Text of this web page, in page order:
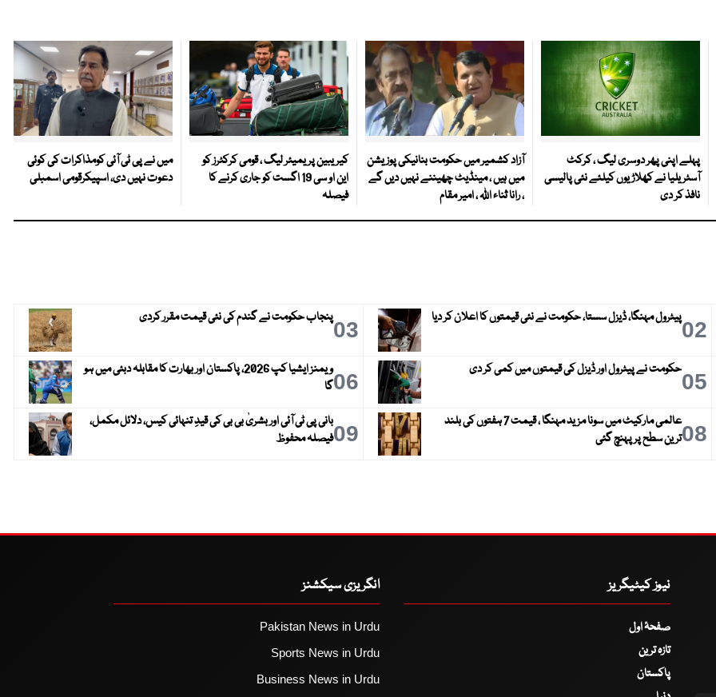
پہلے اپنی پھر دوسری لیگ ، کرکٹ
آسٹریلیا نے کھلاڑیوں کیلئے نئی پالیسی
نافذ کر دی
آزاد کشمیر میں حکومت بنانیکی پوزیشن
میں ہیں ، مینڈیٹ چھیننے نہیں دیں گے
، رانا ثناء اللہ ، امیر مقام
کیریبین پریمیئر لیگ ، قومی کرکٹرز کو
این او سی 19 اگست کو جاری کرنے کا
فیصلہ
میں نے پی ٹی آئی کومذاکرات کی کوئی
دعوت نہیں دی، اسپیکرقومی اسمبلی
02پیٹرول مہنگا، ڈیزل سستا، حکومت نے نئی قیمتوں کا اعلان کر دیا 03پنجاب حکومت نے گندم کی نئی قیمت مقرر کردی
05حکومت نے پیٹرول اور ڈیزل کی قیمتوں میں کمی کر دی 06
ویمنز ایشیا کپ 2026، پاکستان اور بھارت کا مقابلہ دبئی میں ہو
گا
08
عالمی مارکیٹ میں سونا مزید مہنگا ، قیمت 7 ہفتوں کی بلند
ترین سطح پر پہنچ گئی
09بانی پی ٹی آئی اور بشریٰ بی بی کی قیدِ تنہائی کیس، دلائل مکمل،
فیصلہ محفوظ
نیوز کیٹیگریز
صفحۂ اول
تازہ ترین
پاکستان
انگریزی سیکشنز
Pakistan News in Urdu
Sports News in Urdu
Business News in Urdu